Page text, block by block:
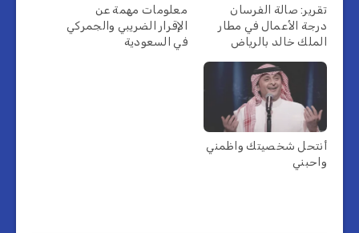
تقرير: صالة الفرسان
درجة الأعمال في مطار
الملك خالد بالرياض
معلومات مهمة عن
الإقرار الضريبي والجمركي
في السعودية
أنتحل شخصيتك واظمني
واحبني